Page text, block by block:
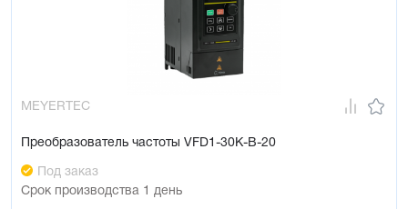
MEYERTEC
Преобразователь частоты VFD1-30K-B-20
Под заказ
Срок производства 1 день